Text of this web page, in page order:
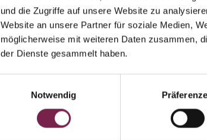
und die Zugriffe auf unsere Website zu
Website an unsere Partner für soziale Medien,
möglicherweise mit weiteren Daten zusammen,
der Dienste gesammelt haben.
Notwendig